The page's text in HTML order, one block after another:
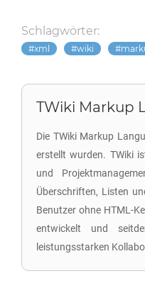
Schlagwörter:
xml wiki
TWiki Markup
Die TWiki Markup
erstellt wurden. TWiki
und
Überschriften, Listen
Benutzer ohne HTML-
entwickelt und
leistungsstarken